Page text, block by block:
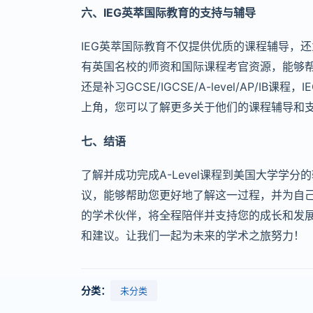
六、IEG英萃国际教育的支持与辅导
IEG英萃国际教育不仅提供优质的课程辅导，
有英国名校的师资和国际课程考官资源，能够
还是补习GCSE/IGCSE/A-level/AP/IB课程，
上角，您可以了解更多关于他们的课程辅导和
七、结语
了解并成功完成A-Level课程到美国大学学分
议，能够帮助您更好地了解这一过程，并为自
的学术伙伴，将全程陪伴并支持您的成长和发
和建议。让我们一起为未来的学术之旅努力！
分类： 未分类